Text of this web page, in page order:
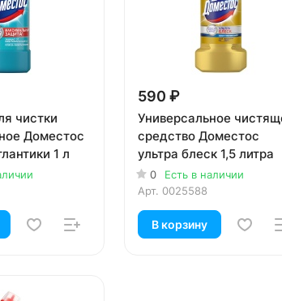
чистки
Доместос
1 л
590 ₽
Универсальное
cредство Доместос
ультра блеск 1,5 литра
0
Есть в наличии
Арт. 0025588
В корзину